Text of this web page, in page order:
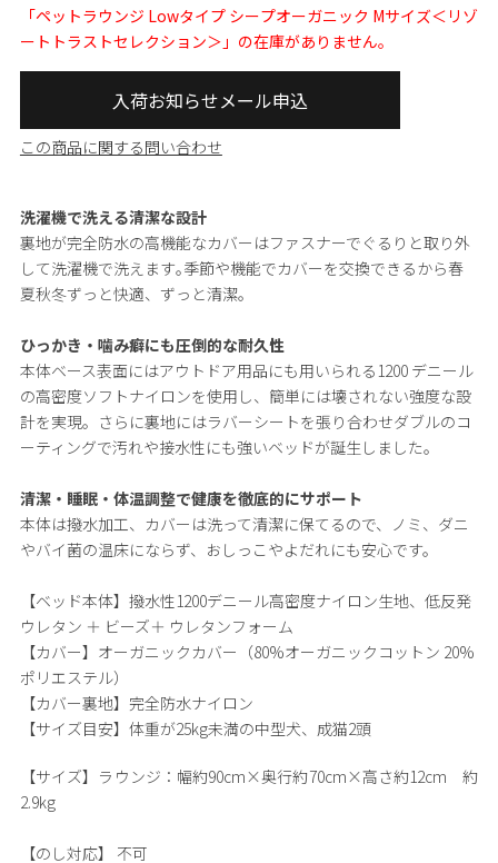
「ペットラウンジ Lowタイプ シープオーガニック Mサイズ＜リゾ
ートトラストセレクション＞」の在庫がありません。
入荷お知らせメール申込
この商品に関する問い合わせ
洗濯機で洗える清潔な設計
裏地が完全防水の高機能なカバーはファスナーでぐるりと取り外
して洗濯機で洗えます｡季節や機能でカバーを交換できるから春
夏秋冬ずっと快適、ずっと清潔。
ひっかき・噛み癖にも圧倒的な耐久性
本体ベース表面にはアウトドア用品にも用いられる1200 デニール
の高密度ソフトナイロンを使用し、簡単には壊されない強度な設
計を実現。さらに裏地にはラバーシートを張り合わせダブルのコ
ーティングで汚れや接水性にも強いベッドが誕生しました。
清潔・睡眠・体温調整で健康を徹底的にサポート
本体は撥水加工、カバーは洗って清潔に保てるので、ノミ、ダニ
やバイ菌の温床にならず、おしっこやよだれにも安心です。
【ベッド本体】撥水性1200デニール高密度ナイロン生地、低反発
ウレタン ＋ ビーズ＋ ウレタンフォーム
【カバー】オーガニックカバー（80%オーガニックコットン 20%
ポリエステル）
【カバー裏地】完全防水ナイロン
【サイズ目安】体重が25kg未満の中型犬、成猫2頭
【サイズ】 ラウンジ：幅約90cm×奥行約70cm×高さ約12cm 約
2.9kg
【のし対応】 不可